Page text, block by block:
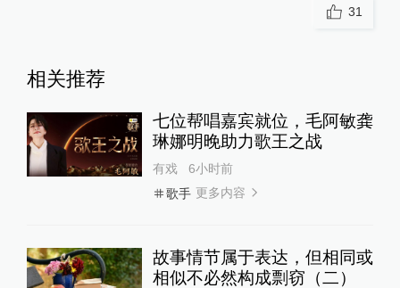
31
相关推荐
七位帮唱嘉宾就位，毛阿敏龚
琳娜明晚助力歌王之战
有戏
6小时前
歌手 更多内容
故事情节属于表达，但相同或
相似不必然构成剽窃（二）